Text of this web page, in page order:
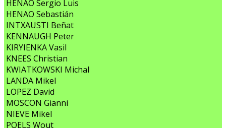
HENAO Sergio Luis
HENAO Sebastián
INTXAUSTI Beñat
KENNAUGH Peter
KIRYIENKA Vasil
KNEES Christian
KWIATKOWSKI Michal
LANDA Mikel
LOPEZ David
MOSCON Gianni
NIEVE Mikel
POELS Wout